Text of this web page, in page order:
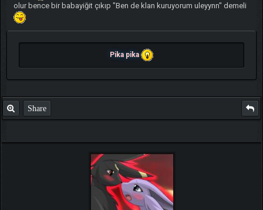
olur bence bir babayiğit çıkıp "Ben de klan kuruyorum uleyynn" demeli
Pika pika
Share